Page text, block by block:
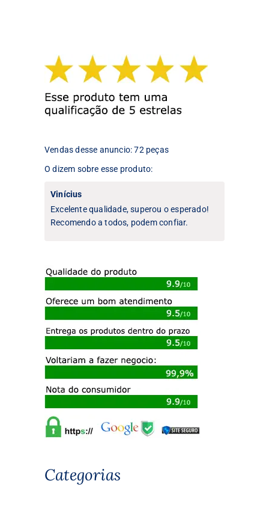
opções
podem
ser
escolhidas
na
produto
opções
podem
ser
na
Vendas desse anuncio: 72 peças
O dizem sobre esse produto:
Vinícius
Excelente qualidade, superou o esperado!
Recomendo a todos, podem confiar.
Categorias